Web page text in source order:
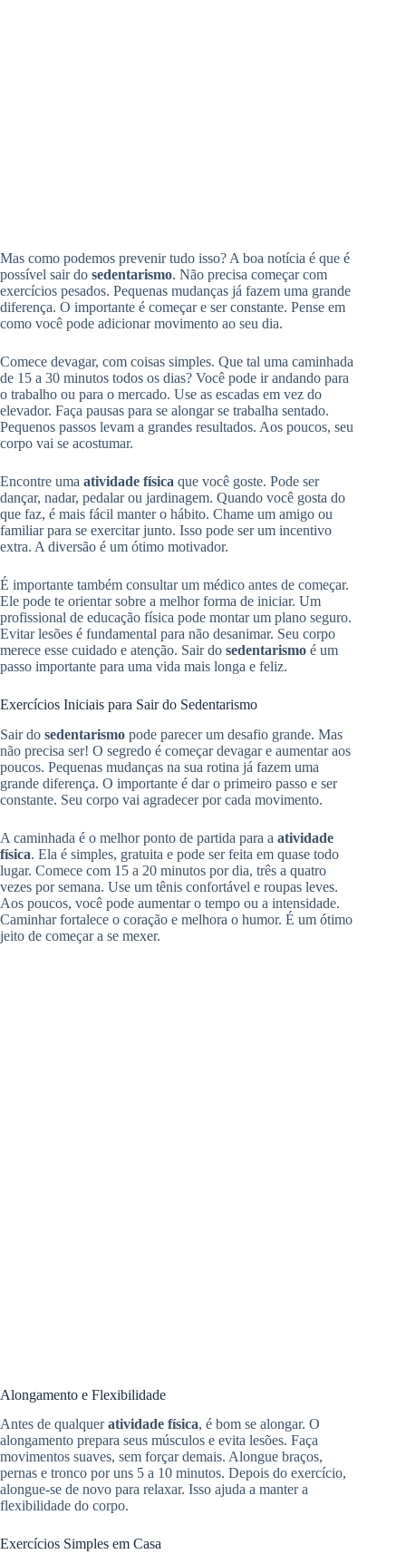
Mas como podemos prevenir tudo isso? A boa notícia é que é
possível sair do sedentarismo. Não precisa começar com
exercícios pesados. Pequenas mudanças já fazem uma grande
diferença. O importante é começar e ser constante. Pense em
como você pode adicionar movimento ao seu dia.
Comece devagar, com coisas simples. Que tal uma caminhada
de 15 a 30 minutos todos os dias? Você pode ir andando para
o trabalho ou para o mercado. Use as escadas em vez do
elevador. Faça pausas para se alongar se trabalha sentado.
Pequenos passos levam a grandes resultados. Aos poucos, seu
corpo vai se acostumar.
Encontre uma atividade física que você goste. Pode ser
dançar, nadar, pedalar ou jardinagem. Quando você gosta do
que faz, é mais fácil manter o hábito. Chame um amigo ou
familiar para se exercitar junto. Isso pode ser um incentivo
extra. A diversão é um ótimo motivador.
É importante também consultar um médico antes de começar.
Ele pode te orientar sobre a melhor forma de iniciar. Um
profissional de educação física pode montar um plano seguro.
Evitar lesões é fundamental para não desanimar. Seu corpo
merece esse cuidado e atenção. Sair do sedentarismo é um
passo importante para uma vida mais longa e feliz.
Exercícios Iniciais para Sair do Sedentarismo
Sair do sedentarismo pode parecer um desafio grande. Mas
não precisa ser! O segredo é começar devagar e aumentar aos
poucos. Pequenas mudanças na sua rotina já fazem uma
grande diferença. O importante é dar o primeiro passo e ser
constante. Seu corpo vai agradecer por cada movimento.
A caminhada é o melhor ponto de partida para a atividade
física. Ela é simples, gratuita e pode ser feita em quase todo
lugar. Comece com 15 a 20 minutos por dia, três a quatro
vezes por semana. Use um tênis confortável e roupas leves.
Aos poucos, você pode aumentar o tempo ou a intensidade.
Caminhar fortalece o coração e melhora o humor. É um ótimo
jeito de começar a se mexer.
Alongamento e Flexibilidade
Antes de qualqueratividade física, é bom se alongar. O
alongamento prepara seus músculos e evita lesões. Faça
movimentos suaves, sem forçar demais. Alongue braços,
pernas e tronco por uns 5 a 10 minutos. Depois do exercício,
alongue-se de novo para relaxar. Isso ajuda a manter a
flexibilidade do corpo.
Exercícios Simples em Casa